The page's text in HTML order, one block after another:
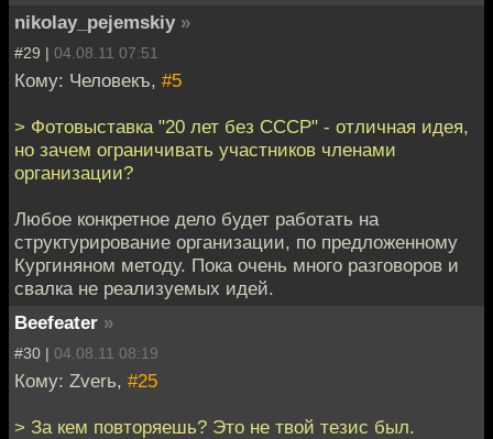
nikolay_pejemskiy »
#29 | 04.08.11 07:51
Кому: Человекъ, #5
> Фотовыставка "20 лет без СССР" - отличная идея,
но зачем ограничивать участников членами
организации?
Любое конкретное дело будет работать на
структурирование организации, по предложенному
Кургиняном методу. Пока очень много разговоров и
свалка не реализуемых идей.
Beefeater »
#30 | 04.08.11 08:19
Кому: Zverь, #25
> За кем повторяешь? Это не твой тезис был.